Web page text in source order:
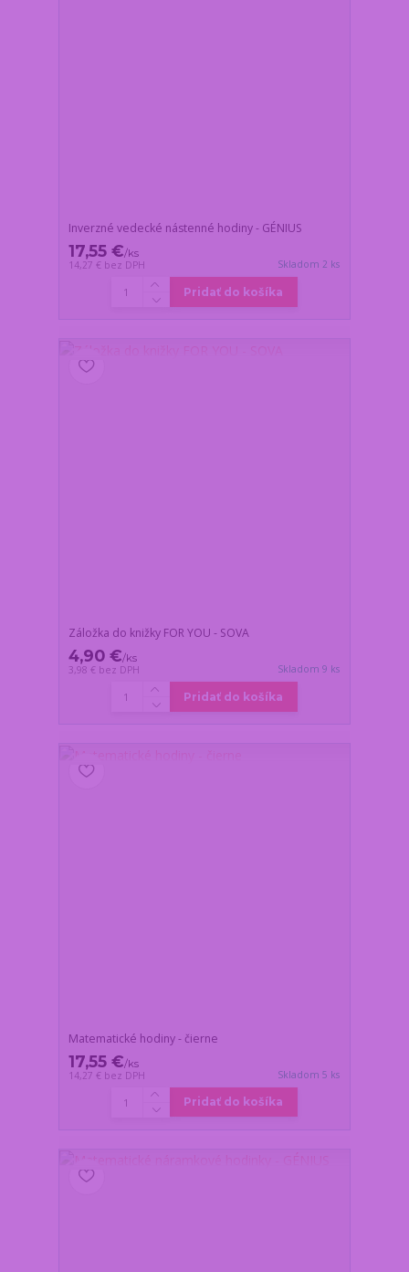
Inverzné vedecké nástenné hodiny - GÉNIUS
17,55 €/ks
14,27 € bez DPH Skladom 2 ks
Pridať do košíka
Záložka do knižky FOR YOU - SOVA
4,90 €/ks
3,98 € bez DPH Skladom 9 ks
Pridať do košíka
Matematické hodiny - čierne
17,55 €/ks
14,27 € bez DPH Skladom 5 ks
Pridať do košíka